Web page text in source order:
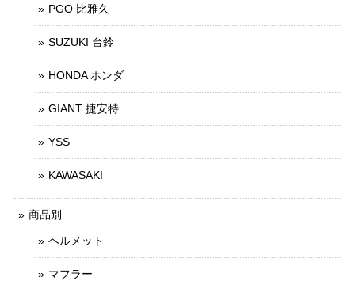
PGO 比雅久
SUZUKI 台鈴
HONDA ホンダ
GIANT 捷安特
YSS
KAWASAKI
商品別
ヘルメット
マフラー